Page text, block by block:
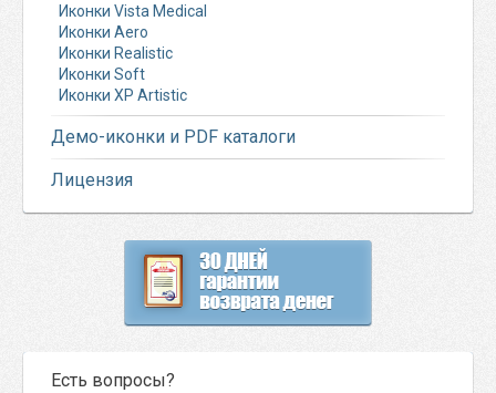
Иконки Vista Medical
Иконки Aero
Иконки Realistic
Иконки Soft
Иконки XP Artistic
Демо-иконки и PDF каталоги
Лицензия
Есть вопросы?